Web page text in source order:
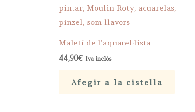
Maletí de l’aquarel·lista
44,90€ Iva inclòs
Afegir a la cistella